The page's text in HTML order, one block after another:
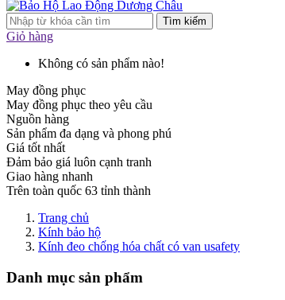
Tìm kiếm
Giỏ hàng
Không có sản phẩm nào!
May đồng phục
May đồng phục theo yêu cầu
Nguồn hàng
Sản phẩm đa dạng và phong phú
Giá tốt nhất
Đảm bảo giá luôn cạnh tranh
Giao hàng nhanh
Trên toàn quốc 63 tỉnh thành
Trang chủ
Kính bảo hộ
Kính đeo chống hóa chất có van usafety
Danh mục sản phẩm